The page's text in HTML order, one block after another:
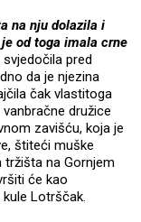
na nju dolazila i
od toga imala crne
pred
da je njezina
čak vlastitoga
družice
zavišću, koja je
štiteći muške
na Gornjem
će kao
kule Lotrščak.